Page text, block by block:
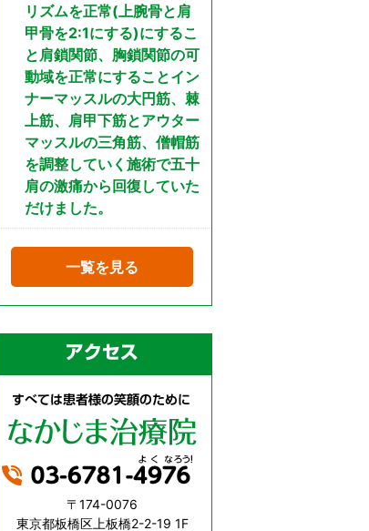
リズムを正常(上腕骨と肩
甲骨を2:1にする)にするこ
と肩鎖関節、胸鎖関節の可
動域を正常にすることイン
ナーマッスルの大円筋、棘
上筋、肩甲下筋とアウター
マッスルの三角筋、僧帽筋
を調整していく施術で五十
肩の激痛から回復していた
だけました。
一覧を見る
〒174-0076
東京都板橋区上板橋2-2-19 1F